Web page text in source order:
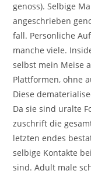
genoss). Selbige
angeschrieben
fall. Personliche
manche viele.
selbst mein Meise
Plattformen, ohne
Diese
Da sie sind uralte
zuschrift die
letzten endes
selbige Kontakte
sind. Adult male